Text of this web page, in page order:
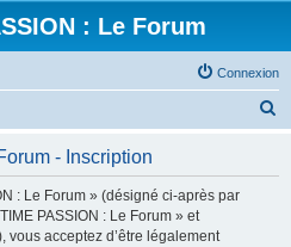
: Le Forum
Connexion
- Inscription
: Le Forum » (désigné ci-après par
PASSION : Le Forum » et
vous acceptez d’être légalement